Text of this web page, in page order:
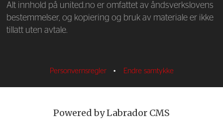
Alt innhold på united.no er omfattet av åndsverkslovens
bestemmelser, og kopiering og bruk av materiale er ikke
tillatt uten avtale.
Personvernsregler • Endre samtykke
Powered by Labrador CMS